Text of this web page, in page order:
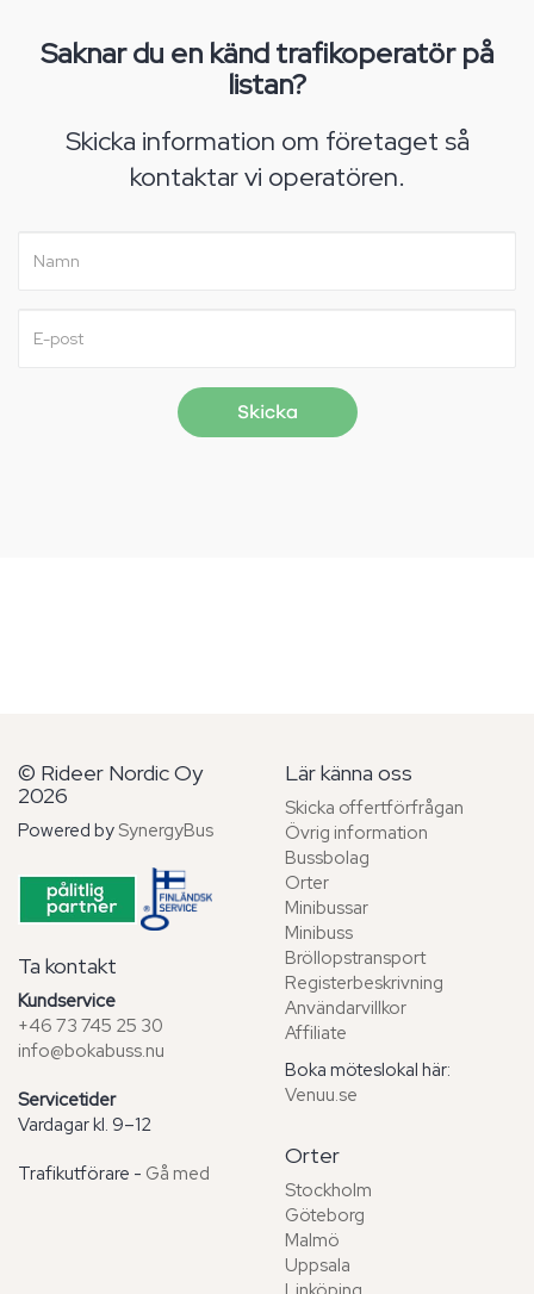
Saknar du en känd trafikoperatör på
listan?
Skicka information om företaget så
kontaktar vi operatören.
© Rideer Nordic Oy
2026
Powered by SynergyBus
Ta kontakt
Kundservice
+46 73 745 25 30
info@bokabuss.nu
Servicetider
Vardagar kl. 9–12
Trafikutförare - Gå med
Lär känna oss
Skicka offertförfrågan
Övrig information
Bussbolag
Orter
Minibussar
Minibuss
Bröllopstransport
Registerbeskrivning
Användarvillkor
Affiliate
Boka möteslokal här:
Venuu.se
Orter
Stockholm
Göteborg
Malmö
Uppsala